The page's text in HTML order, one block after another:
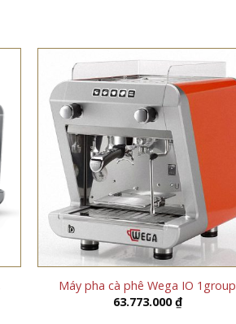
Máy pha cà phê Wega IO 1group
63.773.000₫